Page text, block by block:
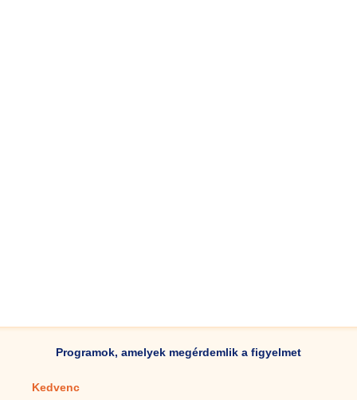
Programok, amelyek megérdemlik a figyelmet
Kedvenc